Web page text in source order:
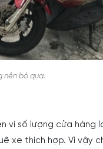
nên bỏ qua.
vì số lượng cửa hàng
xe thích hợp. Vì vậy